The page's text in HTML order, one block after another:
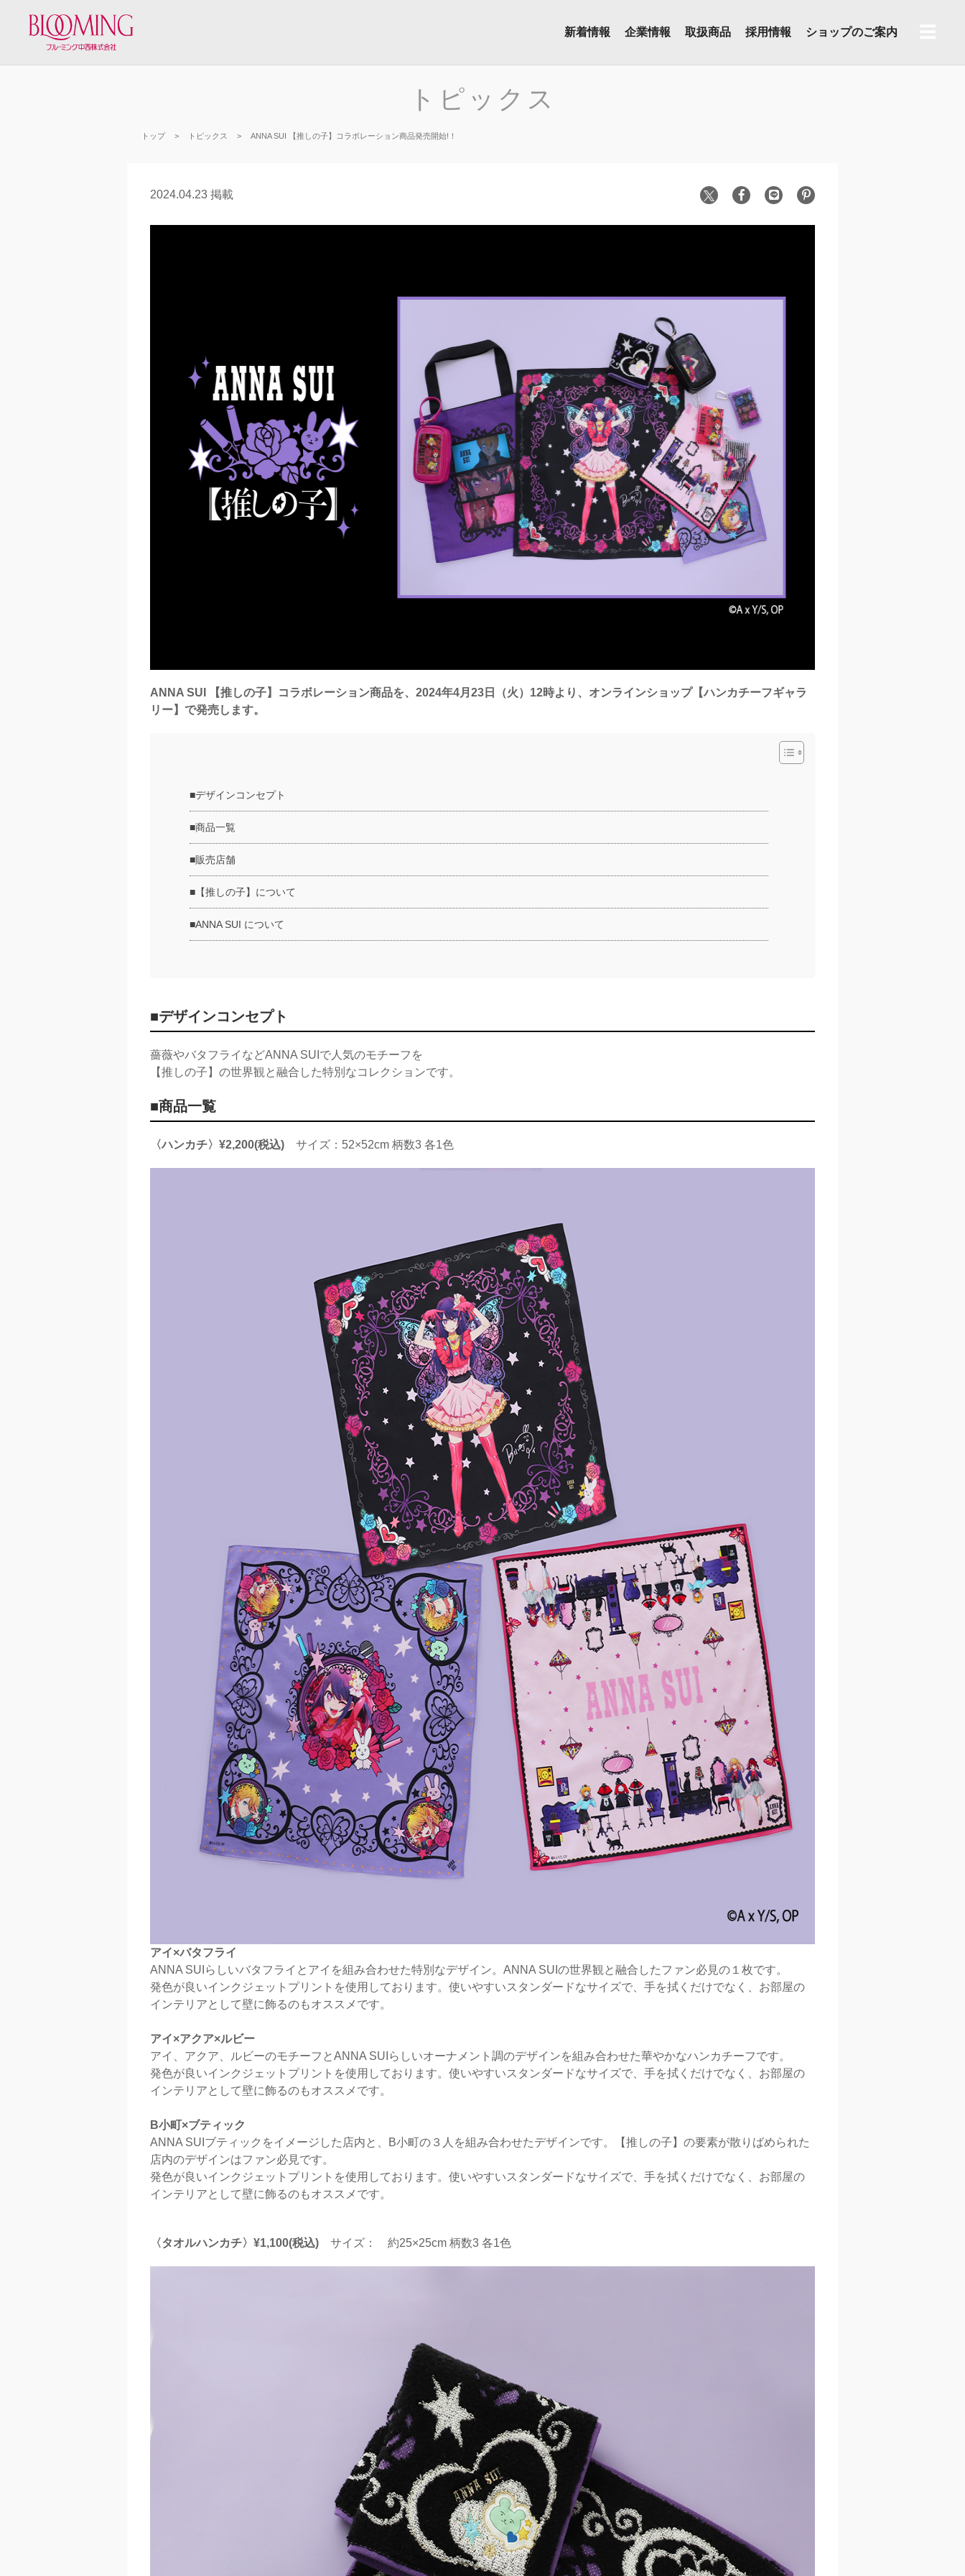
新着情報 企業情報 取扱商品 採用情報 ショップのご案内
トピックス
トップ トピックス ANNA SUI 【推しの子】コラボレーション商品発売開始!！
2024.04.23 掲載
ANNA SUI 【推しの子】コラボレーション商品を、2024年4月23日（火）12時より、オンラインショップ【ハンカチーフギャラ
リー】で発売します。
■デザインコンセプト
■商品一覧
■販売店舗
■【推しの子】について
■ANNA SUI について
■デザインコンセプト
薔薇やバタフライなどANNA SUIで人気のモチーフを
【推しの子】の世界観と融合した特別なコレクションです。
■商品一覧
〈ハンカチ〉¥2,200(税込) サイズ：52×52cm 柄数3 各1色
アイ×バタフライ
ANNA SUIらしいバタフライとアイを組み合わせた特別なデザイン。ANNA SUIの世界観と融合したファン必見の１枚です。
発色が良いインクジェットプリントを使用しております。使いやすいスタンダードなサイズで、手を拭くだけでなく、お部屋の
インテリアとして壁に飾るのもオススメです。
アイ×アクア×ルビー
アイ、アクア、ルビーのモチーフとANNA SUIらしいオーナメント調のデザインを組み合わせた華やかなハンカチーフです。
発色が良いインクジェットプリントを使用しております。使いやすいスタンダードなサイズで、手を拭くだけでなく、お部屋の
インテリアとして壁に飾るのもオススメです。
B小町×ブティック
ANNA SUIブティックをイメージした店内と、B小町の３人を組み合わせたデザインです。【推しの子】の要素が散りばめられた
店内のデザインはファン必見です。
発色が良いインクジェットプリントを使用しております。使いやすいスタンダードなサイズで、手を拭くだけでなく、お部屋の
インテリアとして壁に飾るのもオススメです。
〈タオルハンカチ〉¥1,100(税込) サイズ： 約25×25cm 柄数3 各1色